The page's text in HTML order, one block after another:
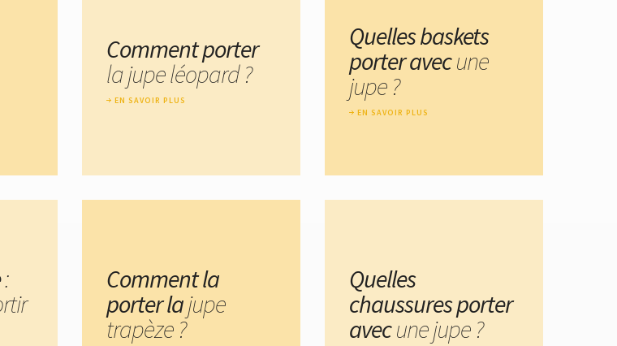
Comment porter
la jupe léopard ?
EN SAVOIR PLUS
Quelles baskets
porter avecune
jupe ?
EN SAVOIR PLUS
:
Comment la
porter lajupe
trapèze ?
Quelles
chaussures porter
avecune jupe ?